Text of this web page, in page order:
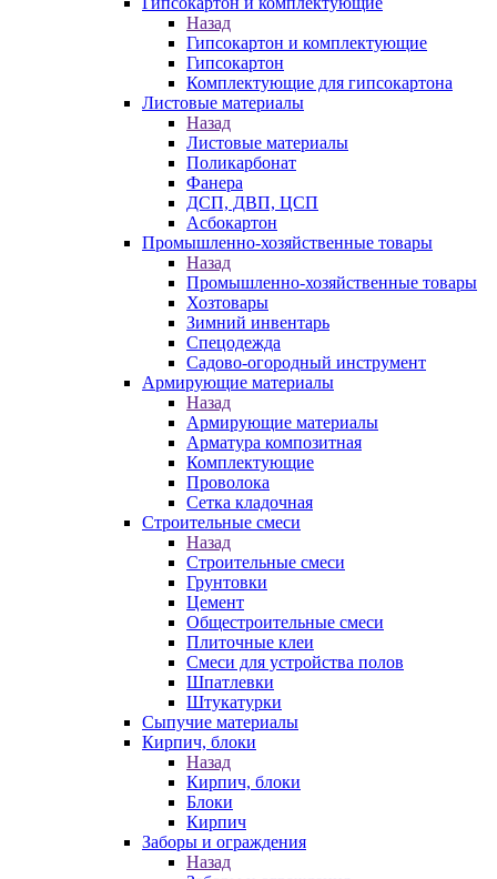
Назад
Гипсокартон и комплектующие
Гипсокартон
Комплектующие для гипсокартона
Листовые материалы
Назад
Листовые материалы
Поликарбонат
Фанера
ДСП, ДВП, ЦСП
Асбокартон
Промышленно-хозяйственные товары
Назад
Промышленно-хозяйственные товары
Хозтовары
Зимний инвентарь
Спецодежда
Садово-огородный инструмент
Армирующие материалы
Назад
Армирующие материалы
Арматура композитная
Комплектующие
Проволока
Сетка кладочная
Строительные смеси
Назад
Строительные смеси
Грунтовки
Цемент
Общестроительные смеси
Плиточные клеи
Смеси для устройства полов
Шпатлевки
Штукатурки
Сыпучие материалы
Кирпич, блоки
Назад
Кирпич, блоки
Блоки
Кирпич
Заборы и ограждения
Назад